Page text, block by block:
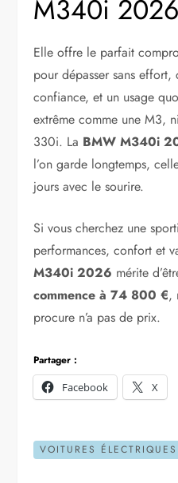
M340i
Elle offre le parfait
pour dépasser sans effort,
confiance, et un usage
extrême comme une M3,
330i. La BMW M340i
l’on garde longtemps,
jours avec le sourire.
Si vous cherchez une
performances, confort et
M340i 2026 mérite
commence à 74 800 €,
procure n’a pas de prix.
Partager :
Facebook
X
VOITURES ÉLECTRIQUES